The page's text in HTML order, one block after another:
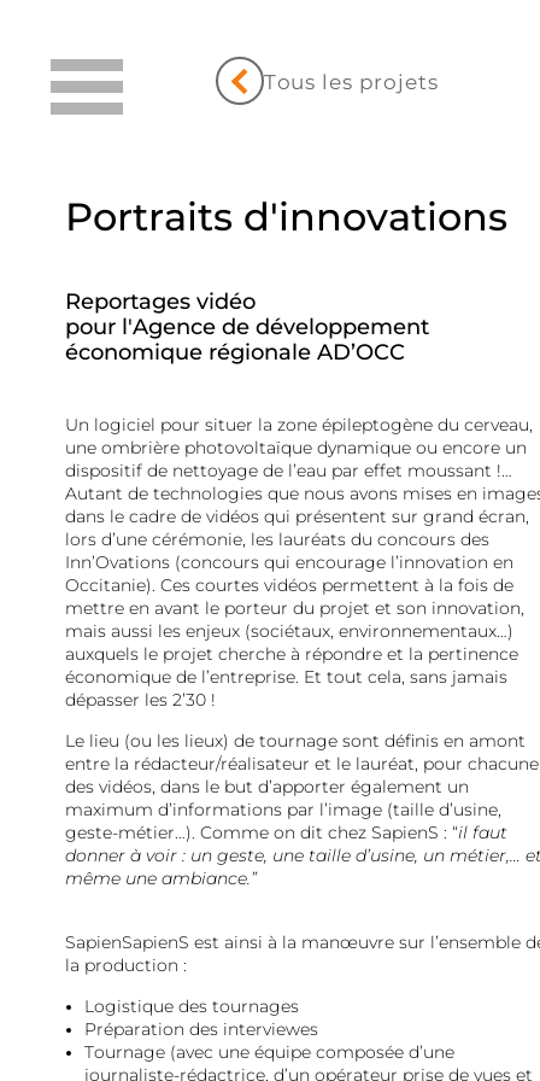
Tous les projets
Portraits d'innovations
Reportages vidéo
pour l'Agence de développement
économique régionale AD’OCC
Un logiciel pour situer la zone épileptogène du cerveau,
une ombrière photovoltaïque dynamique ou encore un
dispositif de nettoyage de l’eau par effet moussant !…
Autant de technologies que nous avons mises en
dans le cadre de vidéos qui présentent sur grand écran,
lors d’une cérémonie, les lauréats du concours des
Inn’Ovations (concours qui encourage l’innovation en
Occitanie). Ces courtes vidéos permettent à la fois de
mettre en avant le porteur du projet et son innovation,
mais aussi les enjeux (sociétaux, environnementaux…)
auxquels le projet cherche à répondre et la pertinence
économique de l’entreprise. Et tout cela, sans jamais
dépasser les 2’30 !
Le lieu (ou les lieux) de tournage sont définis en amont
entre la rédacteur/réalisateur et le lauréat, pour chacune
des vidéos, dans le but d’apporter également un
maximum d’informations par l’image (taille d’usine,
geste-métier…). Comme on dit chez SapienS : “il faut
donner à voir : un geste, une taille d’usine, un métier,…
même une ambiance.”
SapienSapienS est ainsi à la manœuvre sur l’ensemble
la production :
Logistique des tournages
Préparation des interviewes
Tournage (avec une équipe composée d’une
journaliste-rédactrice, d’un opérateur prise de vues et